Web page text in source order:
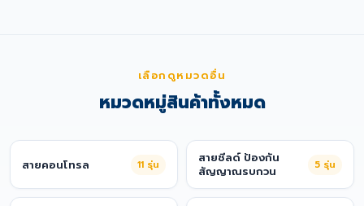
เลือกดูหมวดอื่น
หมวดหมู่สินค้าทั้งหมด
สายคอนโทรล 11 รุ่น
สายชีลด์ ป้องกัน
สัญญาณรบกวน
5 รุ่น